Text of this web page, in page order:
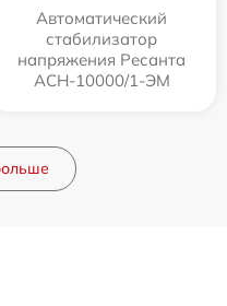
Автоматический
стабилизатор
напряжения Ресанта
АСН-10000/1-ЭМ